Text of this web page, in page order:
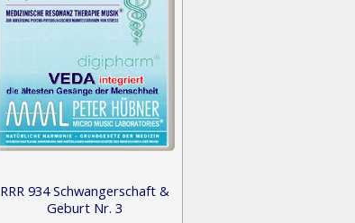
RRR 934 Schwangerschaft &
Geburt Nr. 3